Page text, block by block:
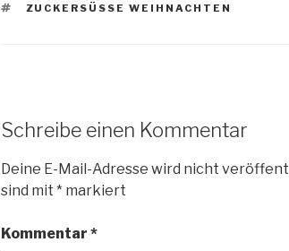
SCHLAGWÖRTER
ZUCKERSÜSSE WEIHNACHTEN
Schreibe einen Kommentar
Deine E-Mail-Adresse wird nicht
sind mit * markiert
Kommentar *